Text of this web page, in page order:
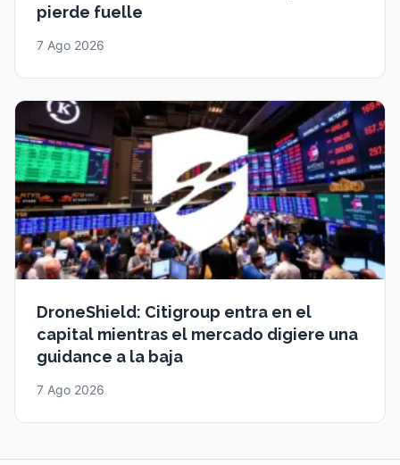
pierde fuelle
7 Ago 2026
DroneShield: Citigroup entra en el
capital mientras el mercado digiere una
guidance a la baja
7 Ago 2026